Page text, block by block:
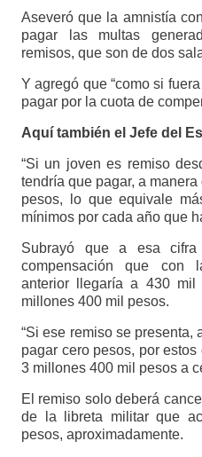
Aseveró que la amnistía
pagar las multas
remisos, que son de dos
Y agregó que “como si
pagar por la cuota de
Aquí también el Jefe del
“Si un joven es remiso
tendría que pagar, a
pesos, lo que equivale
mínimos por cada año que
Subrayó que a esa
compensación que con
anterior llegaría a 430
millones 400 mil pesos.
“Si ese remiso se presenta,
pagar cero pesos, por
3 millones 400 mil pesos a
El remiso solo deberá
de la libreta militar que
pesos, aproximadamente.